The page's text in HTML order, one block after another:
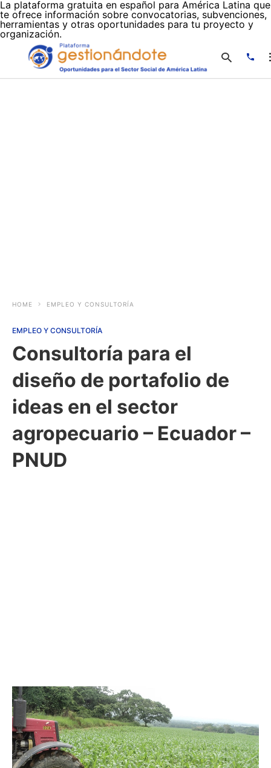
La plataforma gratuita en español para América Latina que
te ofrece información sobre convocatorias, subvenciones,
herramientas y otras oportunidades para tu proyecto y
organización.
HOME EMPLEO Y CONSULTORÍA
EMPLEO Y CONSULTORÍA
Consultoría para el
diseño de portafolio de
ideas en el sector
agropecuario – Ecuador –
PNUD